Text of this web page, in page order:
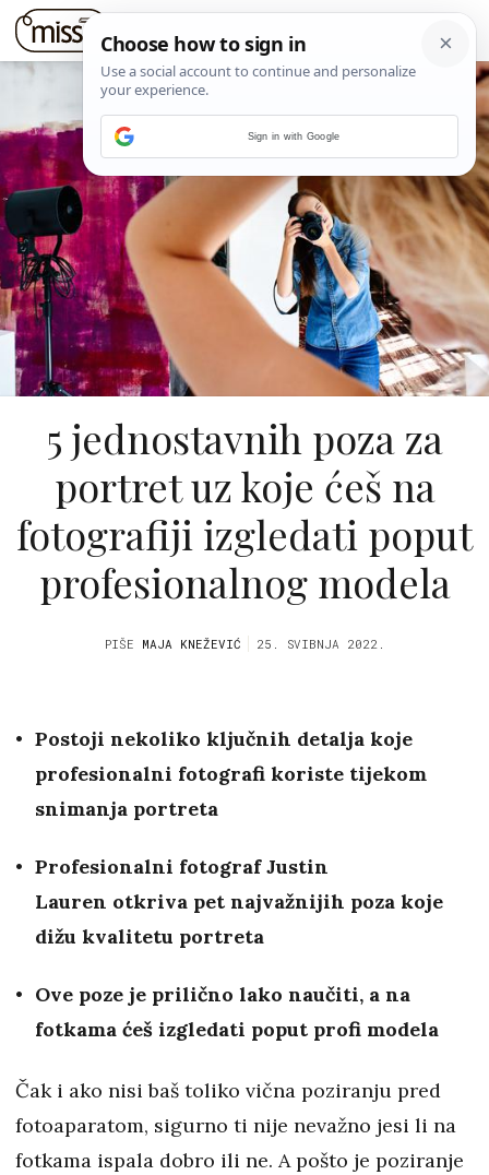
5 jednostavnih poza za
portret uz koje ćeš na
fotografiji izgledati poput
profesionalnog modela
PIŠE MAJA KNEŽEVIĆ 25. SVIBNJA 2022.
Postoji nekoliko ključnih detalja koje
profesionalni fotografi koriste tijekom
snimanja portreta
Profesionalni fotograf Justin
Lauren otkriva pet najvažnijih poza koje
dižu kvalitetu portreta
Ove poze je prilično lako naučiti, a na
fotkama ćeš izgledati poput profi modela
Čak i ako nisi baš toliko vična poziranju pred
fotoaparatom, sigurno ti nije nevažno jesi li na
fotkama ispala dobro ili ne. A pošto je poziranje
Sign in with Google